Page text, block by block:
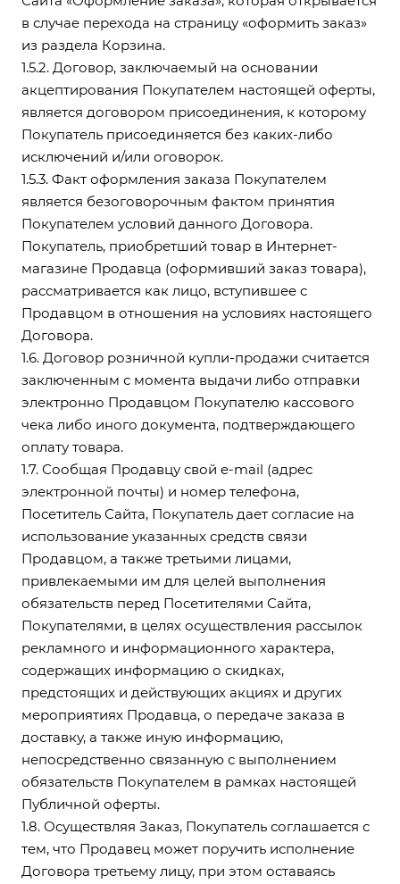
в случае перехода на страницу «оформить заказ»
из раздела Корзина.
1.5.2. Договор, заключаемый на основании
акцептирования Покупателем настоящей оферты,
является договором присоединения, к которому
Покупатель присоединяется без каких-либо
исключений и/или оговорок.
1.5.3. Факт оформления заказа Покупателем
является безоговорочным фактом принятия
Покупателем условий данного Договора.
Покупатель, приобретший товар в Интернет-
магазине Продавца (оформивший заказ товара),
рассматривается как лицо, вступившее с
Продавцом в отношения на условиях настоящего
Договора.
1.6. Договор розничной купли-продажи считается
заключенным с момента выдачи либо отправки
электронно Продавцом Покупателю кассового
чека либо иного документа, подтверждающего
оплату товара.
1.7. Сообщая Продавцу свой e-mail (адрес
электронной почты) и номер телефона,
Посетитель Сайта, Покупатель дает согласие на
использование указанных средств связи
Продавцом, а также третьими лицами,
привлекаемыми им для целей выполнения
обязательств перед Посетителями Сайта,
Покупателями, в целях осуществления рассылок
рекламного и информационного характера,
содержащих информацию о скидках,
предстоящих и действующих акциях и других
мероприятиях Продавца, о передаче заказа в
доставку, а также иную информацию,
непосредственно связанную с выполнением
обязательств Покупателем в рамках настоящей
Публичной оферты.
1.8. Осуществляя Заказ, Покупатель соглашается с
тем, что Продавец может поручить исполнение
Договора третьему лицу, при этом оставаясь